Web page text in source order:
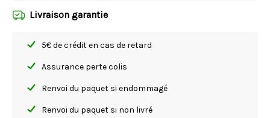
Livraison garantie
5€ de crédit en cas de retard
Assurance perte colis
Renvoi du paquet si endommagé
Renvoi du paquet si non livré